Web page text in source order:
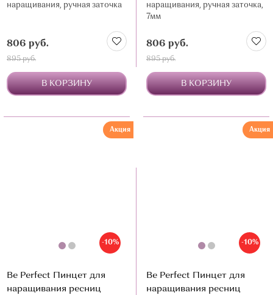
наращивания, ручная заточка
806 руб.
895 руб.
В КОРЗИНУ
наращивания, ручная заточка,
7мм
806 руб.
895 руб.
В КОРЗИНУ
-10%
Акция
Be Perfect Пинцет для
наращивания ресниц
-10%
Акция
Be Perfect Пинцет для
наращивания ресниц